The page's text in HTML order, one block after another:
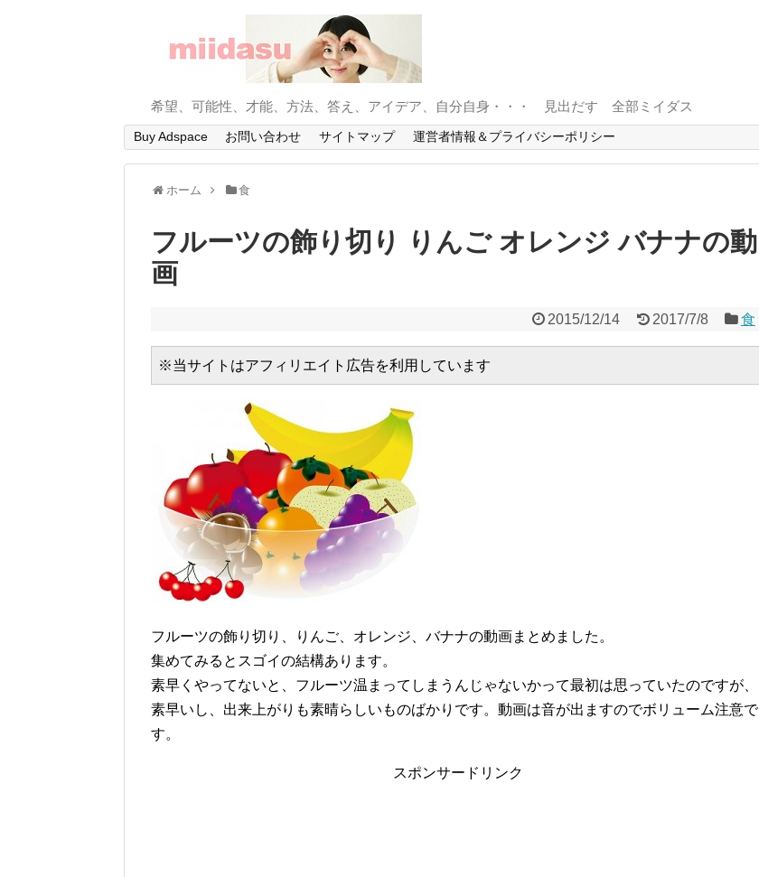
希望、可能性、才能、方法、答え、アイデア、自分自身・・・ 見出だす 全部ミイダス
Buy Adspace お問い合わせ サイトマップ 運営者情報＆プライバシーポリシー
ホーム 食
フルーツの飾り切り りんご オレンジ バナナの動
画
2015/12/14 2017/7/8 食
※当サイトはアフィリエイト広告を利用しています
フルーツの飾り切り、りんご、オレンジ、バナナの動画まとめました。
集めてみるとスゴイの結構あります。
素早くやってないと、フルーツ温まってしまうんじゃないかって最初は思っていたのですが、
素早いし、出来上がりも素晴らしいものばかりです。動画は音が出ますのでボリューム注意で
す。
スポンサードリンク